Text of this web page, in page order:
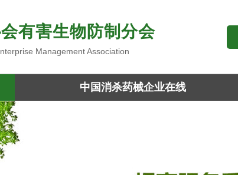
有害生物防制分会
Management Association
中国消杀药械企业在线